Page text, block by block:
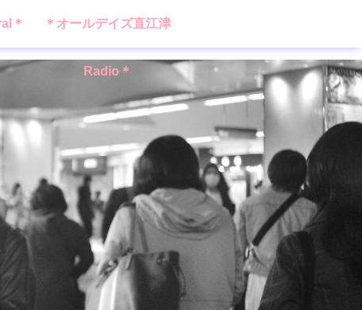
＊ ＊オールデイズ直江津
Radio＊